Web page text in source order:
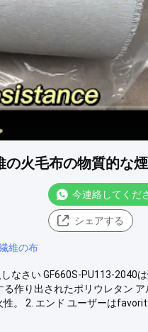
の火毛布の物質的な
今連絡してくだ
シェアする
維の布
なさい GF660S-PU113-2040
作り出されたポリウレタン ア
。 2. エンド ユーザーはfavority